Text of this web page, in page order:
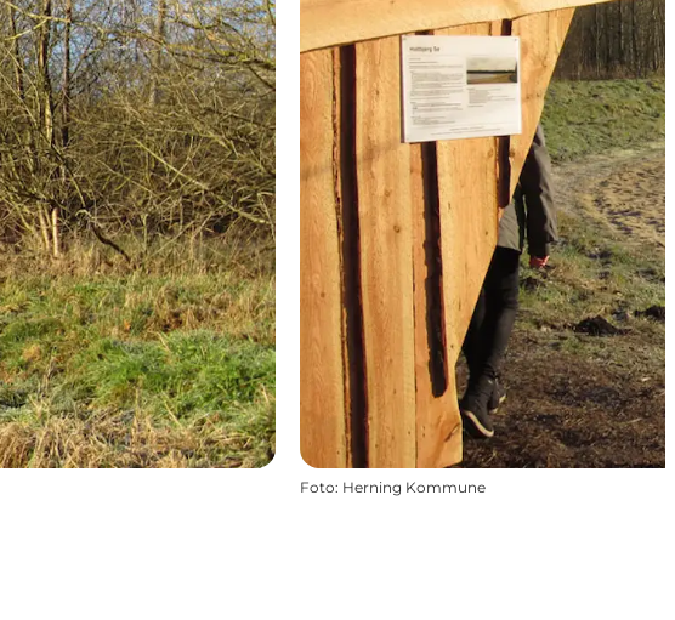
Foto: Herning Kommune